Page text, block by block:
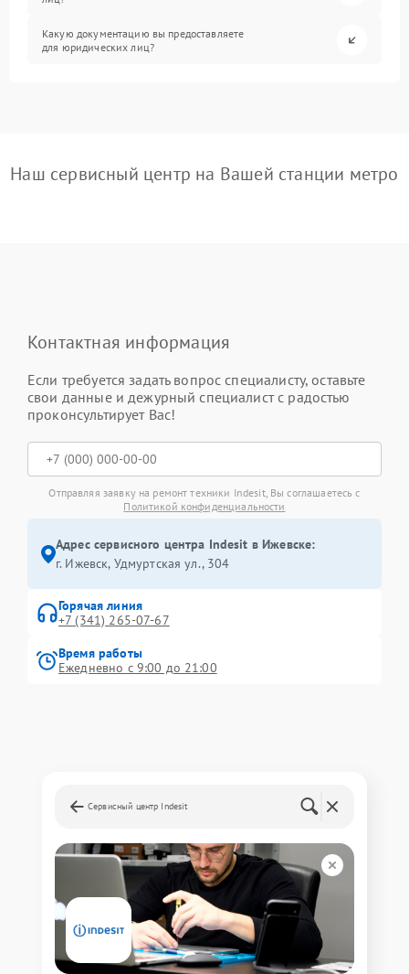
Какую документацию вы предоставляете
для юридических лиц?
Наш сервисный центр на Вашей станции метро
Контактная информация
Если требуется задать вопрос специалисту, оставьте
свои данные и дежурный специалист с радостью
проконсультирует Вас!
Отправляя заявку на ремонт техники Indesit, Вы соглашаетесь с
Политикой конфиденциальности
Адрес сервисного центра Indesit в Ижевске:
г. Ижевск, Удмуртская ул., 304
Горячая линия
+7 (341) 265-07-67
Время работы
Ежедневно с 9:00 до 21:00
Сервисный центр Indesit